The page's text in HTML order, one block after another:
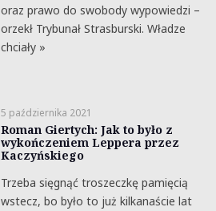
oraz prawo do swobody wypowiedzi –
orzekł Trybunał Strasburski. Władze
chciały »
5 października 2021
Roman Giertych: Jak to było z
wykończeniem Leppera przez
Kaczyńskiego
Trzeba sięgnąć troszeczkę pamięcią
wstecz, bo było to już kilkanaście lat